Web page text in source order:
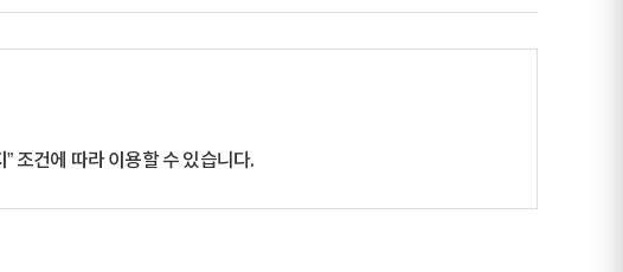
조건에 따라 이용할 수 있습니다.